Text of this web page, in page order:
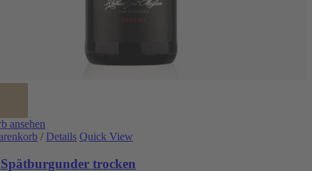
ansehen
/ Details Quick View
trocken